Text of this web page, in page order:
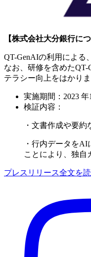
【株式会社大分銀行につ
QT-GenAIの利用による
なお、研修を含めた
テラシー向上をはかりま
実施期間：2023 年
検証内容：
・文書作成や要約
・行内データを
ことにより、独自
プレスリリース全文を